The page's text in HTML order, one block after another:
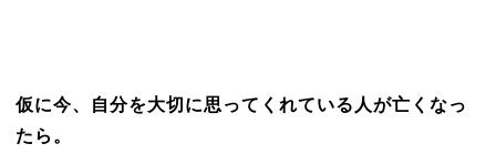
仮に今、自分を大切に思ってくれている人が亡くなっ
たら。